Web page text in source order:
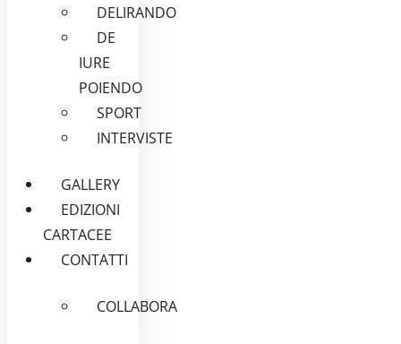
DELIRANDO
DE
IURE
POIENDO
SPORT
INTERVISTE
GALLERY
EDIZIONI
CARTACEE
CONTATTI
COLLABORA